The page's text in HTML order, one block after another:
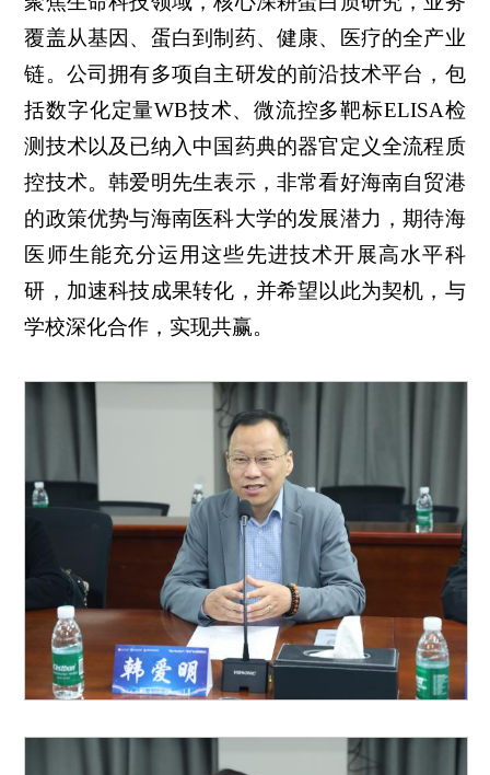
覆盖从基因、蛋白到制药、健康、医疗的全产业
链。公司拥有多项自主研发的前沿技术平台，包
括数字化定量WB技术、微流控多靶标ELISA检
测技术以及已纳入中国药典的器官定义全流程质
控技术。韩爱明先生表示，非常看好海南自贸港
的政策优势与海南医科大学的发展潜力，期待海
医师生能充分运用这些先进技术开展高水平科
研，加速科技成果转化，并希望以此为契机，与
学校深化合作，实现共赢。